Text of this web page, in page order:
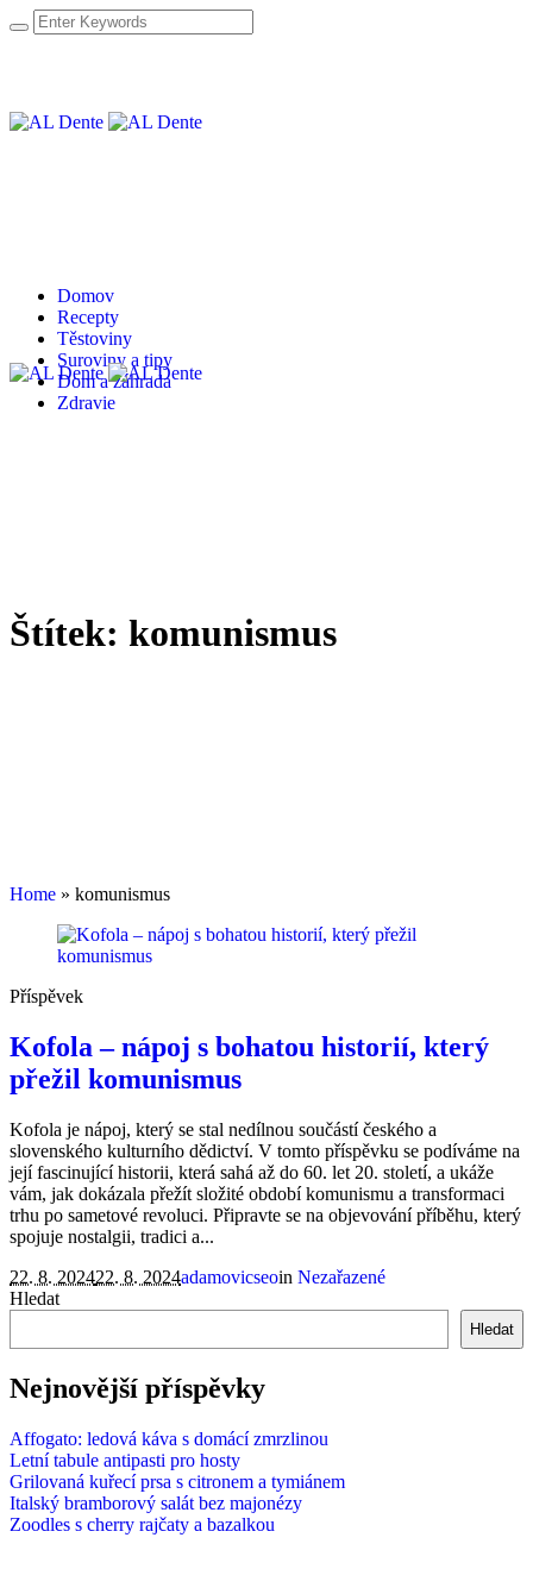
Domov
Recepty
Těstoviny
Suroviny a tipy
Dom a záhrada
Zdravie
Štítek: komunismus
Home » komunismus
Příspěvek
Kofola – nápoj s bohatou historií, který
přežil komunismus
Kofola je nápoj, který se stal nedílnou součástí českého a
slovenského kulturního dědictví. V tomto příspěvku se podíváme na
její fascinující historii, která sahá až do 60. let 20. století, a ukáže
vám, jak dokázala přežít složité období komunismu a transformaci
trhu po sametové revoluci. Připravte se na objevování příběhu, který
spojuje nostalgii, tradici a...
22. 8. 202422. 8. 2024adamovicseoin Nezařazené
Hledat
Hledat
Nejnovější příspěvky
Affogato: ledová káva s domácí zmrzlinou
Letní tabule antipasti pro hosty
Grilovaná kuřecí prsa s citronem a tymiánem
Italský bramborový salát bez majonézy
Zoodles s cherry rajčaty a bazalkou